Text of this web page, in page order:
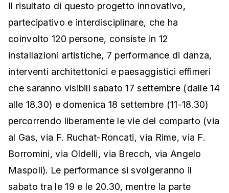
Il risultato di questo progetto innovativo,
partecipativo e interdisciplinare, che ha
coinvolto 120 persone, consiste in 12
installazioni artistiche, 7 performance di danza,
interventi architettonici e paesaggistici effimeri
che saranno visibili sabato 17 settembre (dalle 14
alle 18.30) e domenica 18 settembre (11-18.30)
percorrendo liberamente le vie del comparto (via
al Gas, via F. Ruchat-Roncati, via Rime, via F.
Borromini, via Oldelli, via Brecch, via Angelo
Maspoli). Le performance si svolgeranno il
sabato tra le 19 e le 20.30, mentre la parte